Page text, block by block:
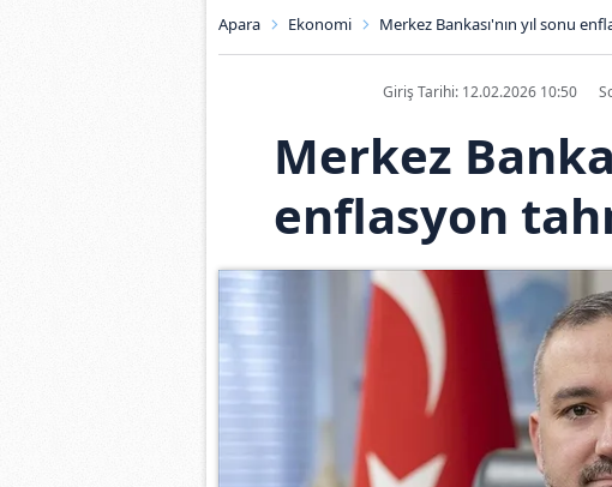
Apara Ekonomi Merkez Bankası'nın yıl sonu
Giriş Tarihi: 12.02.2026 10:50
Merkez
enflasyon